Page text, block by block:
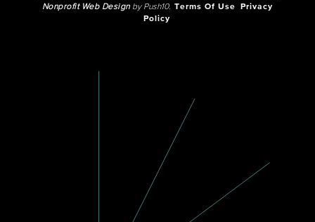
Nonprofit Web Designby Push10. Terms Of Use
Privacy
Policy